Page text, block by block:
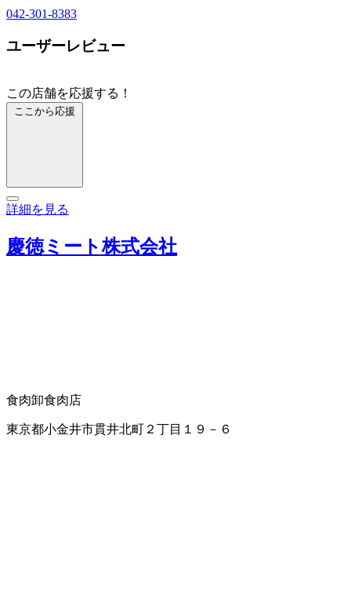
042-301-8383
ユーザーレビュー
この店舗を応援する！
ここから応援
詳細を見る
慶徳ミート株式会社
食肉卸食肉店
東京都小金井市貫井北町２丁目１９－６